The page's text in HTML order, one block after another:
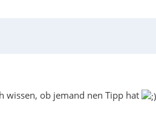
wissen, ob jemand nen Tipp hat